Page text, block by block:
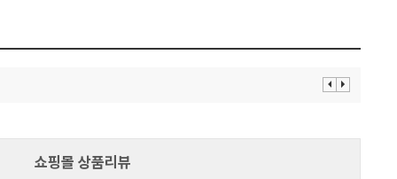
이 다
쇼핑몰 상품리뷰